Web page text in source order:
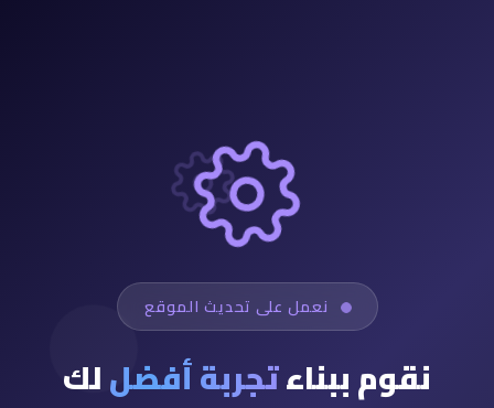
نعمل على تحديث الموقع
نقوم ببناءتجربة أفضللك